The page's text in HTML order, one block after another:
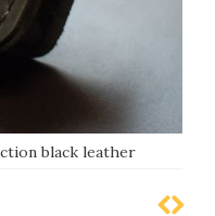
black leather